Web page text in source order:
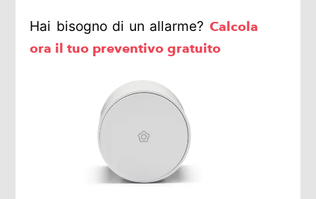
Hai bisogno di un allarme? Calcola
ora il tuo preventivo gratuito